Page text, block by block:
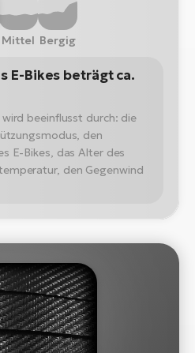
Mittel Bergig
E-Bikes beträgt ca.
beeinflusst durch: die
den
E-Bikes, das Alter des
den Gegenwind